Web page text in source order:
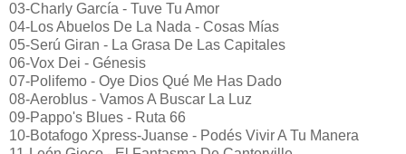
03-Charly García - Tuve Tu Amor
04-Los Abuelos De La Nada - Cosas Mías
05-Serú Giran - La Grasa De Las Capitales
06-Vox Dei - Génesis
07-Polifemo - Oye Dios Qué Me Has Dado
08-Aeroblus - Vamos A Buscar La Luz
09-Pappo's Blues - Ruta 66
10-Botafogo Xpress-Juanse - Podés Vivir A Tu Manera